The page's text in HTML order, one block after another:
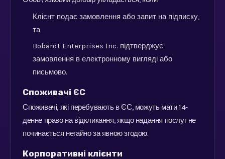
Клієнт подає замовлення або запит на підписку,
та
Bobardt Enterprises Inc. підтверджує
замовлення в електронному вигляді або
письмово.
Споживачі ЄС
Споживачі, які перебувають в ЄС, можуть мати 14-
денне право на відкликання, якщо надання послуг не
починається негайно за явною згодою.
Корпоративні клієнти